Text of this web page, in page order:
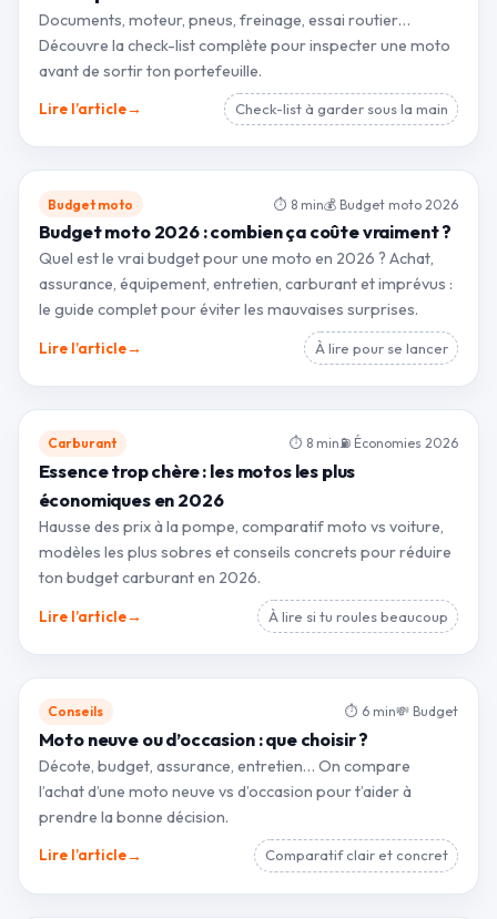
Documents, moteur, pneus, freinage, essai routier…
Découvre la check-list complète pour inspecter une moto
avant de sortir ton portefeuille.
Lire l’article→ Check-list à garder sous la main
Budget moto ⏱ 8 min💰 Budget moto 2026
Budget moto 2026 : combien ça coûte vraiment ?
Quel est le vrai budget pour une moto en 2026 ? Achat,
assurance, équipement, entretien, carburant et imprévus :
le guide complet pour éviter les mauvaises surprises.
Lire l’article→ À lire pour se lancer
Carburant ⏱ 8 min⛽ Économies 2026
Essence trop chère : les motos les plus
économiques en 2026
Hausse des prix à la pompe, comparatif moto vs voiture,
modèles les plus sobres et conseils concrets pour réduire
ton budget carburant en 2026.
Lire l’article→ À lire si tu roules beaucoup
Conseils ⏱ 6 min💸 Budget
Moto neuve ou d’occasion : que choisir ?
Décote, budget, assurance, entretien… On compare
l’achat d’une moto neuve vs d’occasion pour t’aider à
prendre la bonne décision.
Lire l’article→ Comparatif clair et concret